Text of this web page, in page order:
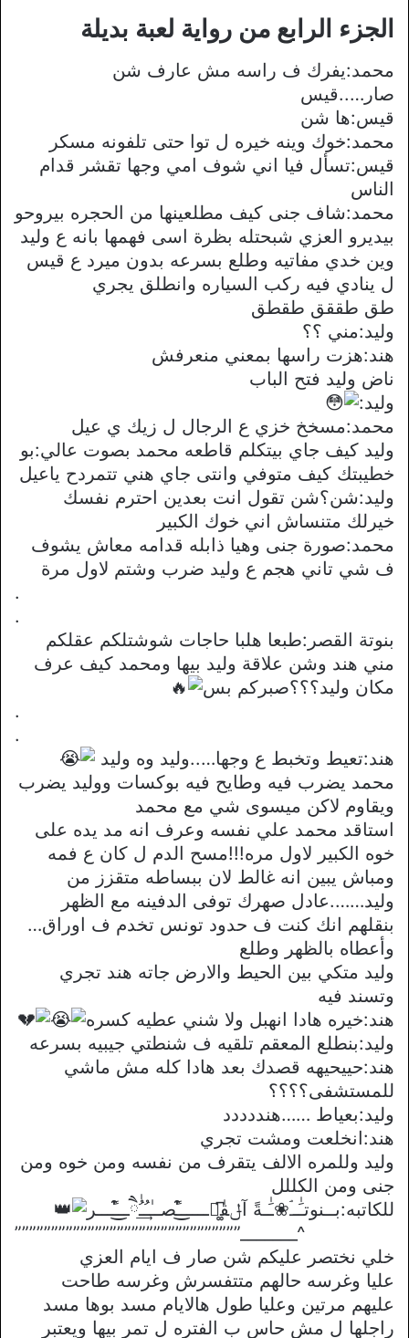
الجزء الرابع من رواية لعبة بديلة
محمد:يفرك ف راسه مش عارف شن
صار…..قيس
قيس:ها شن
محمد:خوك وينه خيره ل توا حتى تلفونه مسكر
قيس:تسأل فيا اني شوف امي وجها تقشر قدام
الناس
محمد:شاف جنى كيف مطلعينها من الحجره بيروحو
بيديرو العزي شبحتله بظرة اسى فهمها بانه ع وليد
وين خدي مفاتيه وطلع بسرعه بدون ميرد ع قيس
ل ينادي فيه ركب السياره وانطلق يجري
طق طققق طقطق
وليد:مني ؟؟
هند:هزت راسها بمعني منعرفش
ناض وليد فتح الباب
وليد:
محمد:مسخخ خزي ع الرجال ل زيك ي عيل
وليد كيف جاي بيتكلم قاطعه محمد بصوت عالي:بو
خطيبتك كيف متوفي وانتى جاي هني تتمردح ياعيل
وليد:شن؟شن تقول انت بعدين احترم نفسك
خيرلك متنساش اني خوك الكبير
محمد:صورة جنى وهيا ذابله قدامه معاش يشوف
ف شي تاني هجم ع وليد ضرب وشتم لاول مرة
.
.
بنوتة القصر:طبعا هلبا حاجات شوشتلكم عقلكم
مني هند وشن علاقة وليد بيها ومحمد كيف عرف
مكان وليد؟؟؟صبركم بس
.
.
هند:تعيط وتخبط ع وجها…..وليد وه وليد
محمد يضرب فيه وطايح فيه بوكسات ووليد يضرب
ويقاوم لاكن ميسوى شي مع محمد
استاقد محمد علي نفسه وعرف انه مد يده على
خوه الكبير لاول مره!!!مسح الدم ل كان ع فمه
ومباش يبين انه غالط لان ببساطه متقزز من
وليد…….عادل صهرك توفى الدفينه مع الظهر
بنقلهم انك كنت ف حدود تونس تخدم ف اوراق…
وأعطاه بالظهر وطلع
وليد متكي بين الحيط والارض جاته هند تجري
وتسند فيه
هند:خيره هادا انهبل ولا شني عطيه كسره
وليد:بنطلع المعقم تلقيه ف شنطتي جيبيه بسرعه
هند:حييحيهه قصدك بعد هادا كله مش ماشي
للمستشفى؟؟؟؟
وليد:بعياط ……هنددددد
هند:انخلعت ومشت تجري
وليد وللمره الالف يتقرف من نفسه ومن خوه ومن
جنى ومن الكللل
للكاتبه:بــنوتـَٰــۘ❀ـَٰـةً آݪقٰཻ͚͆ـــــ͒͜ـًصــٰـُ͢ـُٰཻــ͒͜ـًـــر
”””””””””””””””””””””””””””””””_______^
خلي نختصر عليكم شن صار ف ايام العزي
عليا وغرسه حالهم متتفسرش وغرسه طاحت
عليهم مرتين وعليا طول هالايام مسد بوها مسد
راجلها ل مش حاس ب الفتره ل تمر بيها ويعتبر